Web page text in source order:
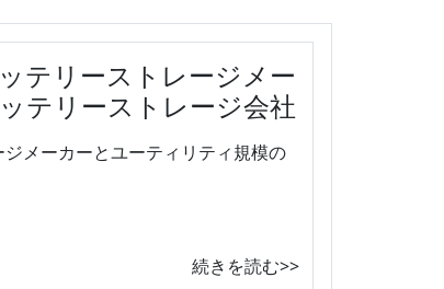
テリーストレージメー
テリーストレージ会社
メーカーとユーティリティ規模の
続きを読む>>